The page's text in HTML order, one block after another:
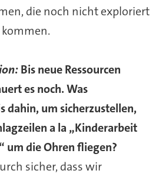
die noch nicht exploriert
Bis neue Ressourcen
es noch. Was
dahin, um sicherzustellen,
a la „Kinderarbeit
die Ohren fliegen?
sicher, dass wir